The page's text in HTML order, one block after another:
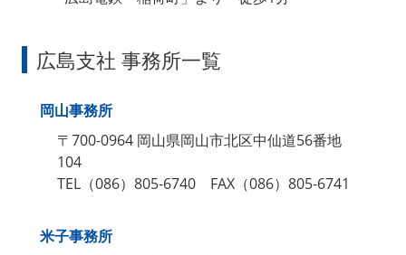
広島支社 事務所一覧
岡山事務所
〒700‐0964 岡山県岡山市北区中仙道56番地
104
TEL（086）805‐6740 FAX（086）805‐6741
米子事務所